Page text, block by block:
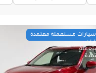
سيارات مستعملة معتمدة